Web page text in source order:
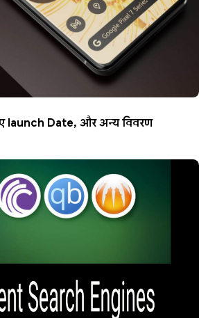
launch Date, और अन्य विवरण